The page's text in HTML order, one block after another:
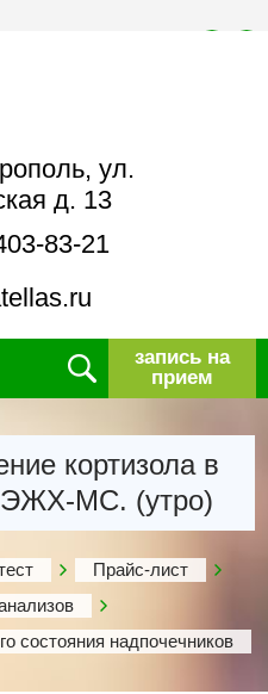
ул.
д. 13
83-21
запись на
прием
кортизола в
МС. (утро)
Прайс-лист
состояния надпочечников